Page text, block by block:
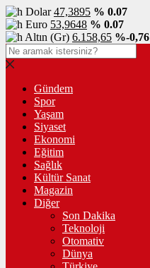
Dolar47,3895 % 0.07
Euro 53,9648 % 0.07
Altın (Gr) 6.158,65 %-0,76
Gündem
Spor
Yaşam
Siyaset
Ekonomi
Eğitim
Sağlık
Kültür Sanat
Magazin
Diğer
Son Dakika
Teknoloji
Otomativ
Dünya